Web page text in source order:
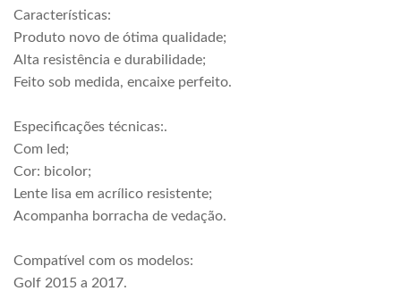
Características:
Produto novo de ótima qualidade;
Alta resistência e durabilidade;
Feito sob medida, encaixe perfeito.
Especificações técnicas:.
Com led;
Cor: bicolor;
Lente lisa em acrílico resistente;
Acompanha borracha de vedação.
Compatível com os modelos:
Golf 2015 a 2017.